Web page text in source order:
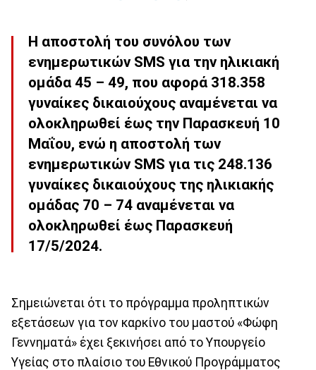
Η αποστολή του συνόλου των
ενημερωτικών SMS για την ηλικιακή
ομάδα 45 – 49, που αφορά 318.358
γυναίκες δικαιούχους αναμένεται να
ολοκληρωθεί έως την Παρασκευή 10
Μαΐου, ενώ η αποστολή των
ενημερωτικών SMS για τις 248.136
γυναίκες δικαιούχους της ηλικιακής
ομάδας 70 – 74 αναμένεται να
ολοκληρωθεί έως Παρασκευή
17/5/2024.
Σημειώνεται ότι το πρόγραμμα προληπτικών
εξετάσεων για τον καρκίνο του μαστού «Φώφη
Γεννηματά» έχει ξεκινήσει από το Υπουργείο
Υγείας στο πλαίσιο του Εθνικού Προγράμματος